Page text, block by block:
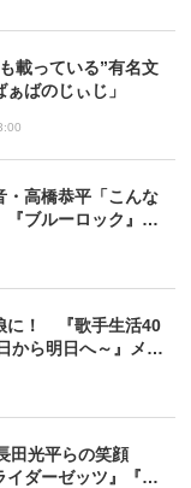
載っている”有名文
ばのじぃじ」
・高橋恭平「こんな
『ブルーロック』自
に！ 『歌手生活40
から明日へ～』メイ
田光平らの笑顔
ダーゼッツ』『超